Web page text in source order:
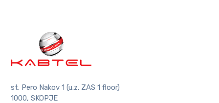
st. Pero Nakov 1 (u.z. ZAS 1 floor)
1000, SKOPJE